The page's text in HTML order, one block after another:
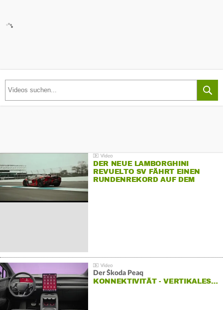
DER NEUE LAMBORGHINI
REVUELTO SV FÄHRT EINEN
RUNDENREKORD AUF DEM
Der Škoda Peaq
KONNEKTIVITÄT - VERTIKALES…